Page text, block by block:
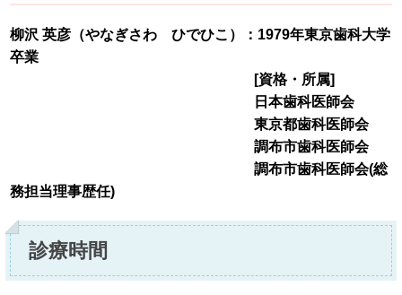
柳沢 英彦（やなぎさわ ひでひこ）：1979年東京歯科大学
卒業
[資格・所属]
日本歯科医師会
東京都歯科医師会
調布市歯科医師会
調布市歯科医師会(総
務担当理事歴任)
診療時間